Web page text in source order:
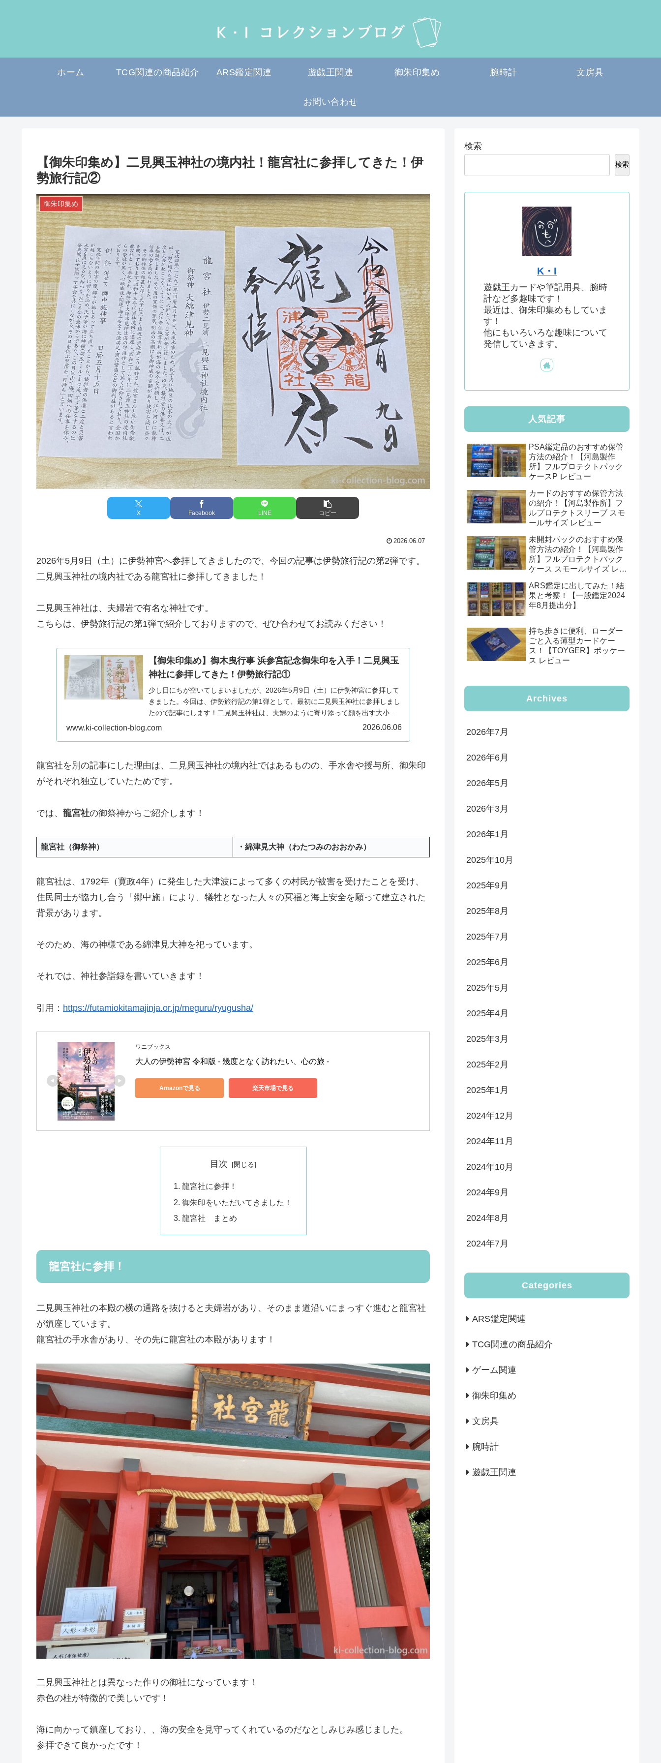
ホーム TCG関連の商品紹介 ARS鑑定関連 遊戯王関連 御朱印集め 腕時計 文房具
お問い合わせ
【御朱印集め】二見興玉神社の境内社！龍宮社に参拝してきた！伊
勢旅行記②
御朱印集め
X Facebook LINE コピー
2026.06.07
2026年5月9日（土）に伊勢神宮へ参拝してきましたので、今回の記事は伊勢旅行記の第2弾です。
二見興玉神社の境内社である龍宮社に参拝してきました！
二見興玉神社は、夫婦岩で有名な神社です。
こちらは、伊勢旅行記の第1弾で紹介しておりますので、ぜひ合わせてお読みください！
【御朱印集め】御木曳行事 浜参宮記念御朱印を入手！二見興玉
神社に参拝してきた！伊勢旅行記①
少し日にちが空いてしまいましたが、2026年5月9日（土）に伊勢神宮に参拝して
きました。今回は、伊勢旅行記の第1弾として、最初に二見興玉神社に参拝しまし
たので記事にします！二見興玉神社は、夫婦のように寄り添って顔を出す大小の
岩である夫婦岩（…
www.ki-collection-blog.com 2026.06.06
龍宮社を別の記事にした理由は、二見興玉神社の境内社ではあるものの、手水舎や授与所、御朱印
がそれぞれ独立していたためです。
では、 龍宮社の御祭神からご紹介します！
龍宮社（御祭神） ・綿津見大神（わたつみのおおかみ）
龍宮社は、1792年（寛政4年）に発生した大津波によって多くの村民が被害を受けたことを受け、
住民同士が協力し合う「郷中施」により、犠牲となった人々の冥福と海上安全を願って建立された
背景があります。
そのため、海の神様である綿津見大神を祀っています。
それでは、神社参詣録を書いていきます！
引用： https://futamiokitamajinja.or.jp/meguru/ryugusha/
ワニブックス
大人の伊勢神宮 令和版 - 幾度となく訪れたい、心の旅 -
Amazonで見る 楽天市場で見る
目次
龍宮社に参拝！
御朱印をいただいてきました！
龍宮社 まとめ
龍宮社に参拝！
二見興玉神社の本殿の横の通路を抜けると夫婦岩があり、そのまま道沿いにまっすぐ進むと龍宮社
が鎮座しています。
龍宮社の手水舎があり、その先に龍宮社の本殿があります！
二見興玉神社とは異なった作りの御社になっています！
赤色の柱が特徴的で美しいです！
海に向かって鎮座しており、、海の安全を見守ってくれているのだなとしみじみ感じました。
参拝できて良かったです！
検索
検索
K・I
遊戯王カードや筆記用具、腕時
計など多趣味です！
最近は、御朱印集めもしていま
す！
他にもいろいろな趣味について
発信していきます。
人気記事
PSA鑑定品のおすすめ保管
方法の紹介！【河島製作
所】フルプロテクトパック
ケースP レビュー
カードのおすすめ保管方法
の紹介！【河島製作所】フ
ルプロテクトスリーブ スモ
ールサイズ レビュー
未開封パックのおすすめ保
管方法の紹介！【河島製作
所】フルプロテクトパック
ケース スモールサイズ レビ
ARS鑑定に出してみた！結
果と考察！【一般鑑定2024
年8月提出分】
持ち歩きに便利、ローダー
ごと入る薄型カードケー
ス！【TOYGER】ポッケー
ス レビュー
Archives
2026年7月
2026年6月
2026年5月
2026年3月
2026年1月
2025年10月
2025年9月
2025年8月
2025年7月
2025年6月
2025年5月
2025年4月
2025年3月
2025年2月
2025年1月
2024年12月
2024年11月
2024年10月
2024年9月
2024年8月
2024年7月
Categories
ARS鑑定関連
TCG関連の商品紹介
ゲーム関連
御朱印集め
文房具
腕時計
遊戯王関連